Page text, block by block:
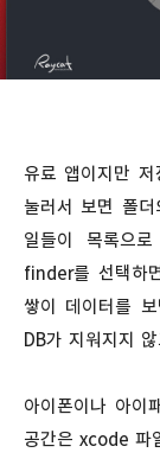
유료 앱이지만
눌러서 보면 폴
일들이 목록으
finder를 선택하
쌓이 데이터를
DB가 지워지지
아이폰이나 아
공간은 xcode 파